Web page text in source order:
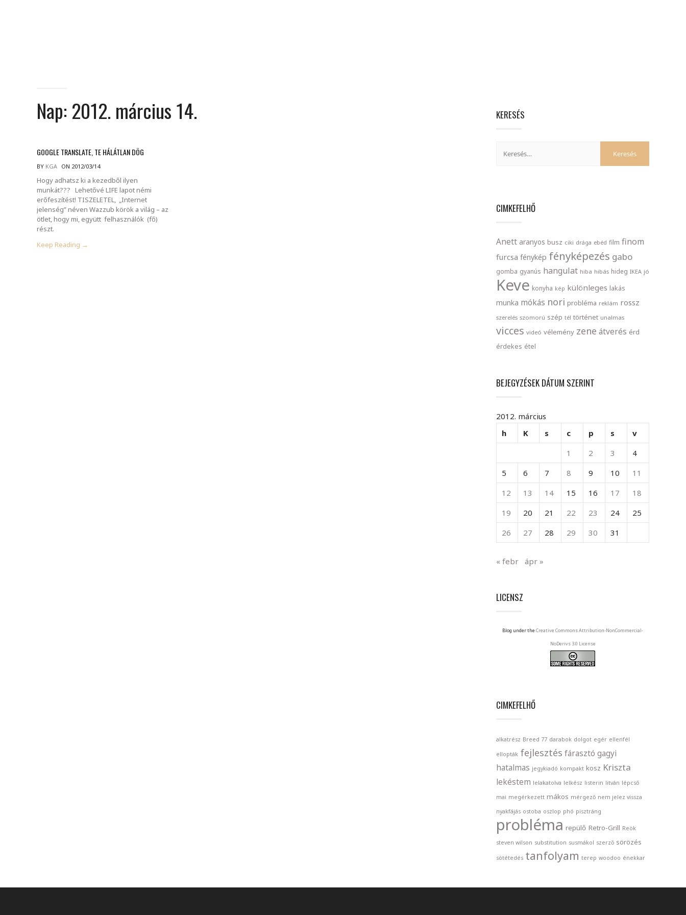
Nap: 2012. március 14.
GOOGLE TRANSLATE, TE HÁLÁTLAN DÖG
BY KGA ON 2012/03/14
Hogy adhatsz ki a kezedből ilyen
munkát??? Lehetővé LIFE lapot némi
erőfeszítést! TISZELETEL, „Internet
jelenség” néven Wazzub körök a világ – az
ötlet, hogy mi, együtt felhasználók (fő)
részt.
Keep Reading →
KERESÉS
CIMKEFELHŐ
Anett aranyos busz ciki drága ebéd film finom
furcsa fénykép fényképezés gabo
gomba gyanús hangulat hiba hibás hideg IKEA jó
Keve konyha kép különleges lakás
munka mókás nori probléma reklám rossz
szerelés szomorú szép tél történet unalmas
vicces videó vélemény zene átverés érd
érdekes étel
BEJEGYZÉSEK DÁTUM SZERINT
2012. március
h
K s c p s
v
1
2 3
4
5
6 7 8 9 10
11
12
13 14 15 16 17
18
19
20 21 22 23 24
25
26
27 28 29 30 31
« febr ápr »
LICENSZ
Blog under the Creative Commons Attribution-NonCommercial-
NoDerivs 3.0 License
CIMKEFELHŐ
alkatrész Breed 77 darabok dolgot egér ellenfél
ellopták fejlesztés fárasztó gagyi
hatalmas jegykiadó kompakt kosz Kriszta
lekéstem lelakatolva lelkész listerin litván lépcső
mai megérkezett mákos mérgező nem jelez vissza
nyakfájás ostoba oszlop phó pisztráng
probléma repülő Retro-Grill Reök
steven wilson substitution susmákol szerző sörözés
sötétedés tanfolyam terep woodoo énekkar